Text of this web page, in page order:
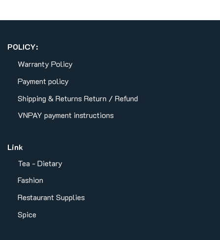
POLICY:
Warranty Policy
Payment policy
Shipping & Returns Return / Refund
VNPAY payment instructions
Link
Tea - Dietary
Fashion
Restaurant Supplies
Spice